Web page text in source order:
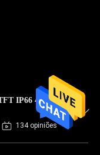
IP66 48V 4
134 opiniões